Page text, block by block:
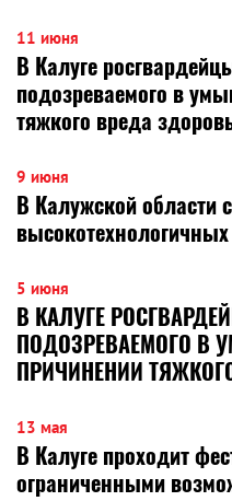
11 июня
В Калуге
подозреваемого в
тяжкого вреда
9 июня
В Калужской области
5 июня
В КАЛУГЕ
ПОДОЗРЕВАЕМОГО В
ПРИЧИНЕНИИ
13 мая
В Калуге проходит
ограниченными